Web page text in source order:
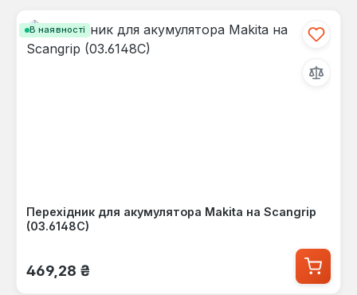
В наявності
Перехідник для акумулятора Makita на Scangrip
(03.6148C)
Звичайна ціна:
469,28 ₴